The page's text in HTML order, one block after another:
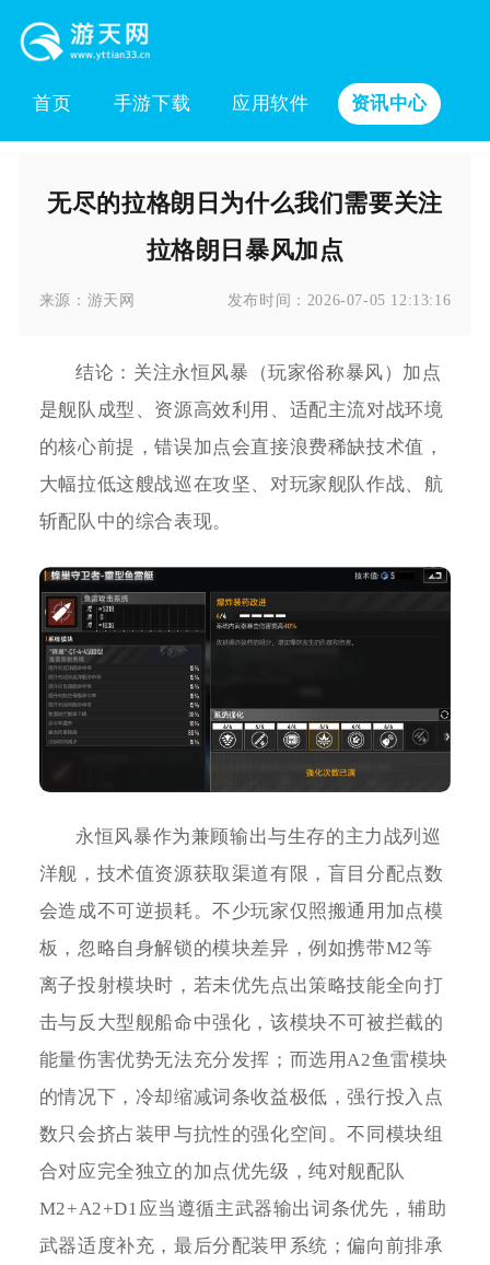
首页 手游下载 应用软件 资讯中心
无尽的拉格朗日为什么我们需要关注
拉格朗日暴风加点
来源： 游天网 发布时间： 2026-07-05 12:13:16
结论：关注永恒风暴（玩家俗称暴风）加点
是舰队成型、资源高效利用、适配主流对战环境
的核心前提，错误加点会直接浪费稀缺技术值，
大幅拉低这艘战巡在攻坚、对玩家舰队作战、航
斩配队中的综合表现。
永恒风暴作为兼顾输出与生存的主力战列巡
洋舰，技术值资源获取渠道有限，盲目分配点数
会造成不可逆损耗。不少玩家仅照搬通用加点模
板，忽略自身解锁的模块差异，例如携带M2等
离子投射模块时，若未优先点出策略技能全向打
击与反大型舰船命中强化，该模块不可被拦截的
能量伤害优势无法充分发挥；而选用A2鱼雷模块
的情况下，冷却缩减词条收益极低，强行投入点
数只会挤占装甲与抗性的强化空间。不同模块组
合对应完全独立的加点优先级，纯对舰配队
M2+A2+D1应当遵循主武器输出词条优先，辅助
武器适度补充，最后分配装甲系统；偏向前排承